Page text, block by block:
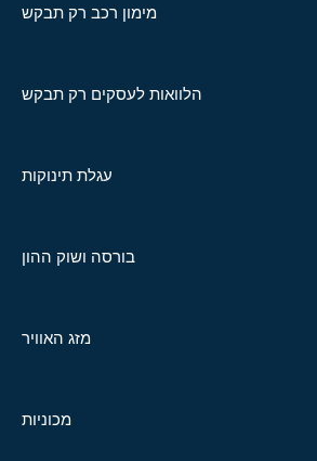
מימון רכב רק תבקש
הלוואות לעסקים רק תבקש
עגלת תינוקות
בורסה ושוק ההון
מזג האוויר
מכוניות